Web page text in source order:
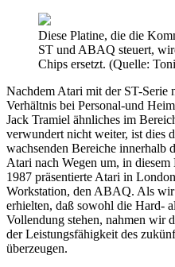
Diese Platine, die die
ST und ABAQ steuert,
Chips ersetzt. (Quelle:
Nachdem Atari mit der ST-Serie
Verhältnis bei Personal-und
Jack Tramiel ähnliches im
verwundert nicht weiter, ist dies
wachsenden Bereiche innerhalb
Atari nach Wegen um, in
1987 präsentierte Atari in
Workstation, den ABAQ. Als
erhielten, daß sowohl die Hard-
Vollendung stehen, nahmen wir
der Leistungsfähigkeit des
überzeugen.